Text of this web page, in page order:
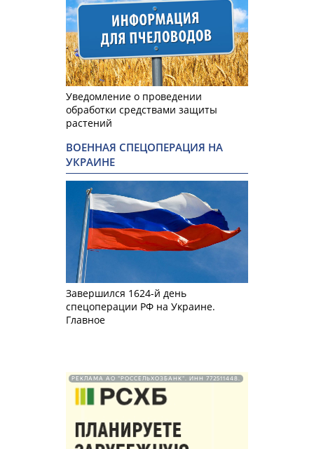
Уведомление о проведении
обработки средствами защиты
растений
ВОЕННАЯ СПЕЦОПЕРАЦИЯ НА
УКРАИНЕ
Завершился 1624-й день
спецоперации РФ на Украине.
Главное
РЕКЛАМА АО "РОССЕЛЬХОЗБАНК". ИНН 772511448.